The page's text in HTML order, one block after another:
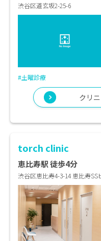
渋谷区道玄坂2-25-6
#土曜診療
クリ
torch clinic
恵比寿駅 徒歩4分
渋谷区恵比寿4-3-14 恵比寿SS